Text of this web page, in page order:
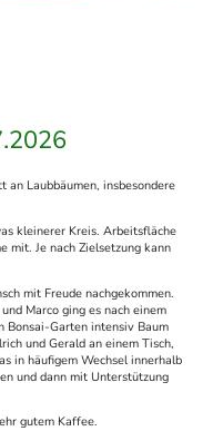
an Laubbäumen, insbesondere
kleinerer Kreis. Arbeitsfläche
mit. Je nach Zielsetzung kann
mit Freude nachgekommen.
Marco ging es nach einem
Bonsai-Garten intensiv Baum
und Gerald an einem Tisch,
in häufigem Wechsel innerhalb
und dann mit Unterstützung
gutem Kaffee.